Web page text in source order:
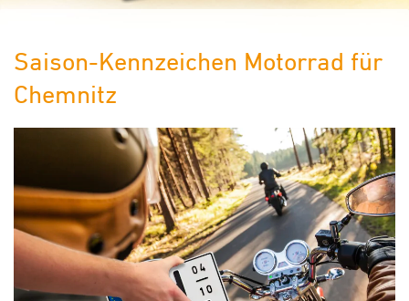
Saison-Kennzeichen Motorrad für
Chemnitz